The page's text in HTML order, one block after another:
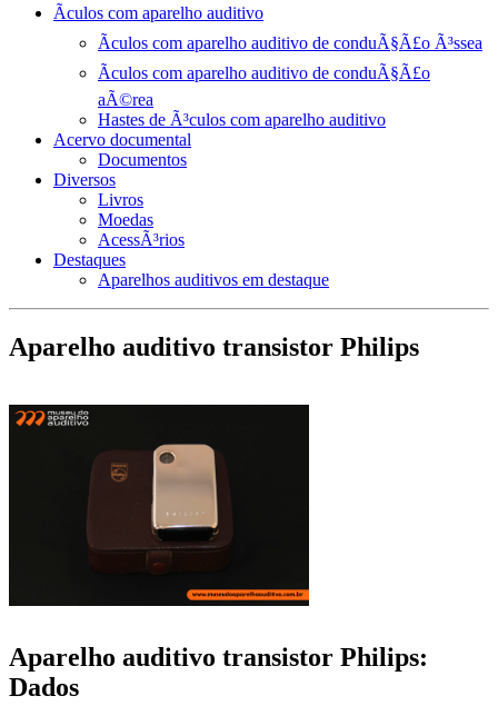
Ãculos com aparelho auditivo
Ãculos com aparelho auditivo de conduÃ§Ã£o Ã³ssea
Ãculos com aparelho auditivo de conduÃ§Ã£o
aÃ©rea
Hastes de Ã³culos com aparelho auditivo
Acervo documental
Documentos
Diversos
Livros
Moedas
AcessÃ³rios
Destaques
Aparelhos auditivos em destaque
Aparelho auditivo transistor Philips
Aparelho auditivo transistor Philips:
Dados